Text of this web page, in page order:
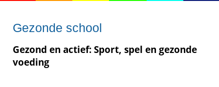
Gezonde school
Gezond en actief: Sport, spel en gezonde
voeding